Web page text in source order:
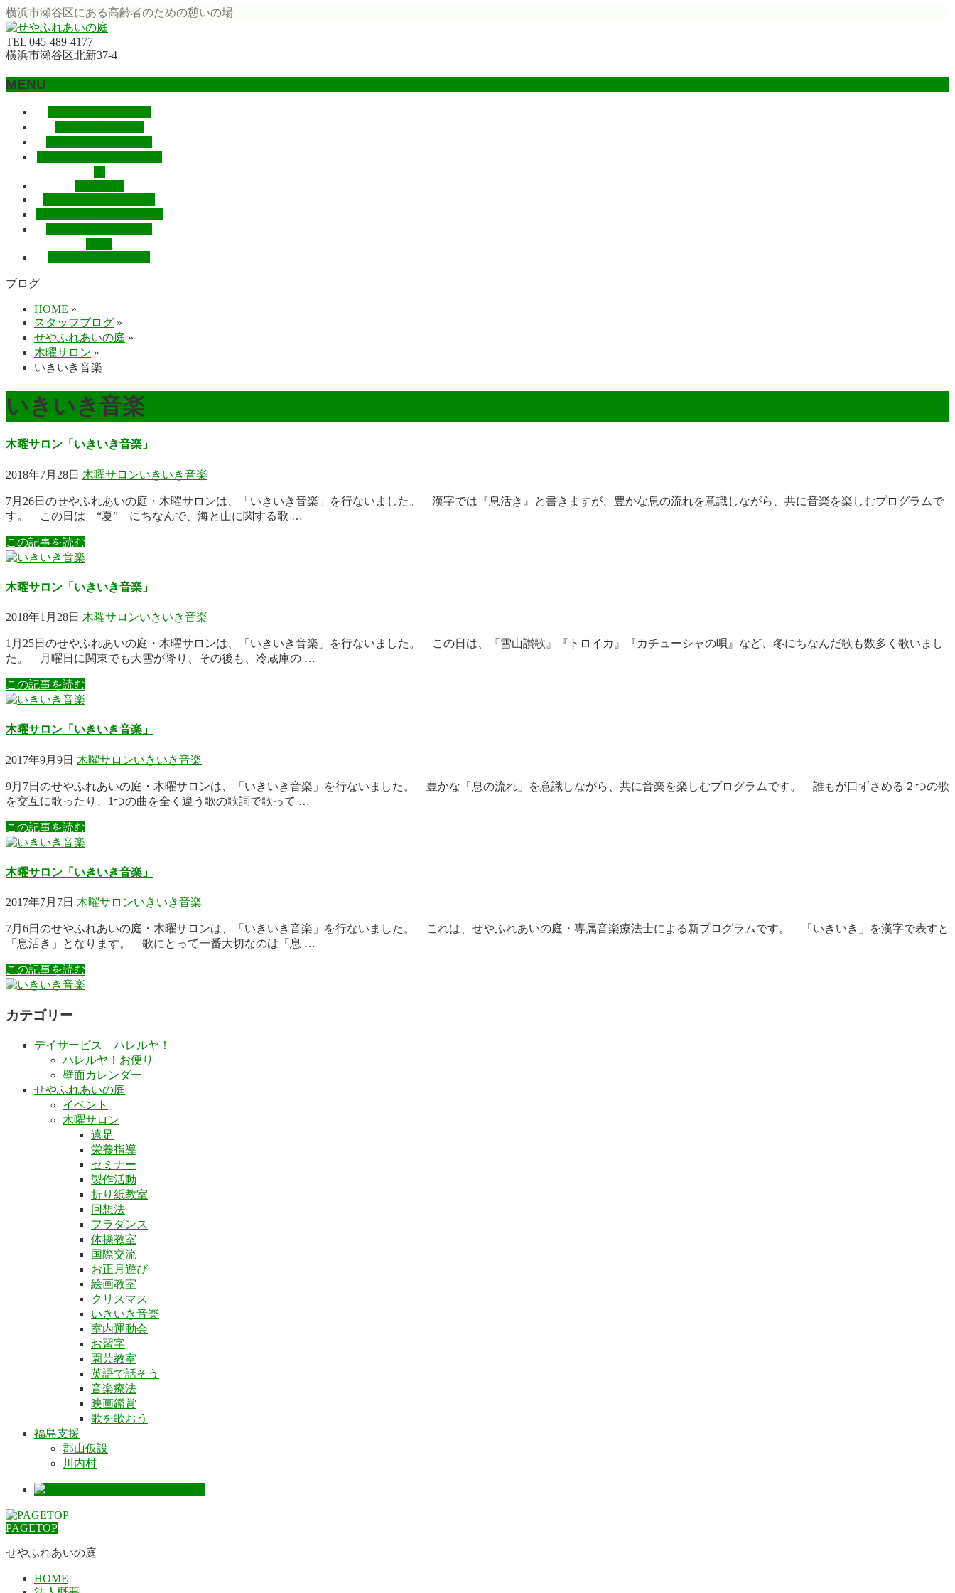
横浜市瀬谷区にある高齢者のための憩いの場
TEL 045‐489‐4177
横浜市瀬谷区北新37-4
MENU
Letter
ブログ
HOME »
スタッフブログ »
せやふれあいの庭 »
木曜サロン »
いきいき音楽
いきいき音楽
木曜サロン「いきいき音楽」
2018年7月28日 木曜サロンいきいき音楽
7月26日のせやふれあいの庭・木曜サロンは、「いきいき音楽」を行ないました。 漢字では『息活き』と書きますが、豊かな息の流れを意識しながら、共に音楽を楽しむプログラムで
す。 この日は “夏” にちなんで、海と山に関する歌 …
この記事を読む
木曜サロン「いきいき音楽」
2018年1月28日 木曜サロンいきいき音楽
1月25日のせやふれあいの庭・木曜サロンは、「いきいき音楽」を行ないました。 この日は、『雪山讃歌』『トロイカ』『カチューシャの唄』など、冬にちなんだ歌も数多く歌いまし
た。 月曜日に関東でも大雪が降り、その後も、冷蔵庫の …
この記事を読む
木曜サロン「いきいき音楽」
2017年9月9日 木曜サロンいきいき音楽
9月7日のせやふれあいの庭・木曜サロンは、「いきいき音楽」を行ないました。 豊かな「息の流れ」を意識しながら、共に音楽を楽しむプログラムです。 誰もが口ずさめる２つの歌
を交互に歌ったり、1つの曲を全く違う歌の歌詞で歌って …
この記事を読む
木曜サロン「いきいき音楽」
2017年7月7日 木曜サロンいきいき音楽
7月6日のせやふれあいの庭・木曜サロンは、「いきいき音楽」を行ないました。 これは、せやふれあいの庭・専属音楽療法士による新プログラムです。 「いきいき」を漢字で表すと
「息活き」となります。 歌にとって一番大切なのは「息 …
この記事を読む
カテゴリー
デイサービス ハレルヤ！
ハレルヤ！お便り
壁面カレンダー
せやふれあいの庭
イベント
木曜サロン
遠足
栄養指導
セミナー
製作活動
折り紙教室
回想法
フラダンス
体操教室
国際交流
お正月遊び
絵画教室
クリスマス
いきいき音楽
室内運動会
お習字
園芸教室
英語で話そう
音楽療法
映画鑑賞
歌を歌おう
福島支援
郡山仮設
川内村
PAGETOP
せやふれあいの庭
HOME